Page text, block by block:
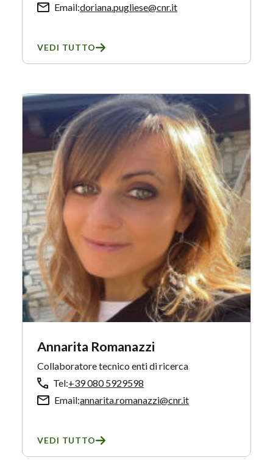
Email:doriana.pugliese@cnr.it
VEDI TUTTO
Annarita Romanazzi
Collaboratore tecnico enti di ricerca
Tel:+39 080 5929598
Email:annarita.romanazzi@cnr.it
VEDI TUTTO